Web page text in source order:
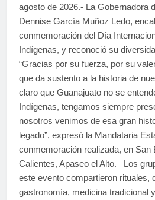
agosto de 2026.- La Gobernadora
Dennise García Muñoz Ledo,
conmemoración del Día
Indígenas, y reconoció su
“Gracias por su fuerza, por su
que da sustento a la historia de
claro que Guanajuato no se
Indígenas, tengamos siempre
nosotros venimos de esa gran
legado”, expresó la Mandataria
conmemoración realizada, en San
Calientes, Apaseo el Alto. Los
este evento compartieron rituales,
gastronomía, medicina tradicional